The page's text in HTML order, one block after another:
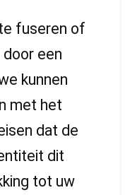
fuseren of
een
kunnen
met het
dat de
dit
tot uw